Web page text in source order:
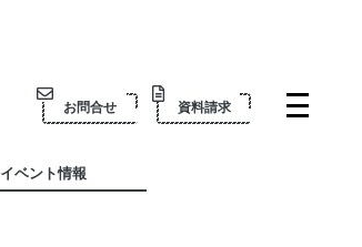
お問合せ 資料請求
イベント情報